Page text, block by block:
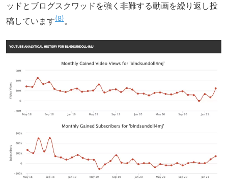
ッドとブログスクワッドを強く非難する動画を繰り返し投
稿しています 8 。